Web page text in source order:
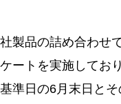
製品の詰め合わせ
ートを実施してお
準日の6月末日と